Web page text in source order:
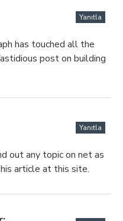
Yanıtla
has touched all the
post on building
Yanıtla
out any topic on net as
article at this site.